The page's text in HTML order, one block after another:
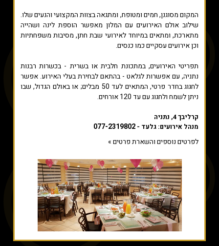
המקום מסוגנן, חמים ומטופח, ומתגאה בצוות המקצועי והנעים שלו.
שילוב אולם האירועים עם המלון מאפשר הוספת לינה ושהייה
מתארכת, ומתאים במיוחד לאירועי שבת חתן, מסיבות משפחתיות
וכן אירועים עסקיים כמו כנסים.
תפריטי האירועים, במתכונת חלבית או בשרית - בכשרות רבנות
נתניה, עם אפשרות לגלאט - בהתאם לבחירת בעלי האירוע. אפשר
לחגוג בחדר פרטי, המתאים לעד 50 מבלים; או באולם הגדול, שבו
ניתן לשמח ולחגוג עם עד 120 אורחים.
קרליבך 4, נתניה
מנהל אירועים: גלעד - 077-2319802
לפרטים נוספים והשארת פרטים »